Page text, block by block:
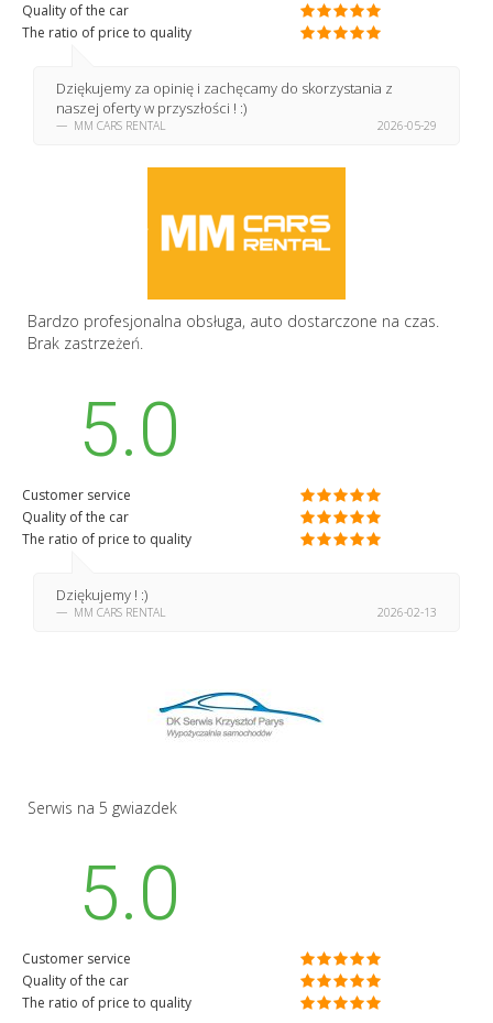
Quality of the car
The ratio of price to quality
Dziękujemy za opinię i zachęcamy do skorzystania z
naszej oferty w przyszłości ! :)
MM CARS RENTAL 2026-05-29
Bardzo profesjonalna obsługa, auto dostarczone na czas.
Brak zastrzeżeń.
5.0
Customer service
Quality of the car
The ratio of price to quality
Dziękujemy ! :)
MM CARS RENTAL 2026-02-13
Serwis na 5 gwiazdek
5.0
Customer service
Quality of the car
The ratio of price to quality